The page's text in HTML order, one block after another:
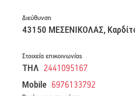
Διεύθυνση
43150 ΜΕΣΕΝΙΚΟΛΑΣ,
Στοιχεία επικοινωνίας
ΤΗΛ 2441095167
Mobile 6976133792